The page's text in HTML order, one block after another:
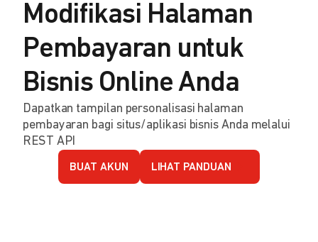
Modifikasi Halaman
Pembayaran untuk
Bisnis Online Anda
Dapatkan tampilan personalisasi halaman
pembayaran bagi situs/aplikasi bisnis Anda melalui
REST API
BUAT AKUN LIHAT PANDUAN